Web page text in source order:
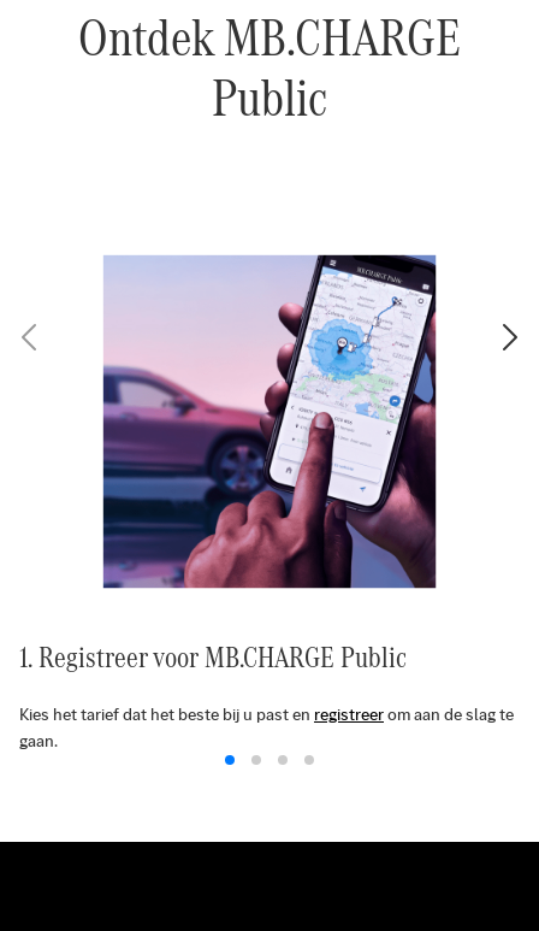
Ontdek MB.CHARGE
Public
1. Registreer voor MB.CHARGE Public
Kies het tarief dat het beste bij u past en registreerom aan de slag te
gaan.